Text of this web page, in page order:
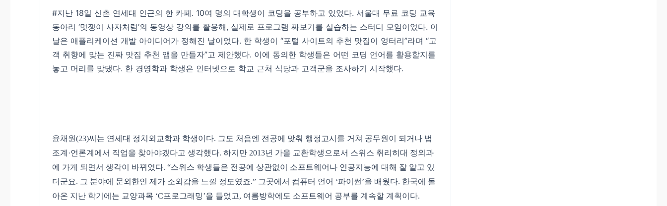
#지난 18일 신촌 연세대 인근의 한 카페. 10여 명의 대학생이 코딩을 공부하고 있었다. 서울대 무료 코딩 교육
동아리 ‘멋쟁이 사자처럼’의 동영상 강의를 활용해, 실제로 프로그램 짜보기를 실습하는 스터디 모임이었다. 이
날은 애플리케이션 개발 아이디어가 정해진 날이었다. 한 학생이 “포털 사이트의 추천 맛집이 엉터리”라며 “고
객 취향에 맞는 진짜 맛집 추천 앱을 만들자”고 제안했다. 이에 동의한 학생들은 어떤 코딩 언어를 활용할지를
놓고 머리를 맞댔다. 한 경영학과 학생은 인터넷으로 학교 근처 식당과 고객군을 조사하기 시작했다.
윤채원(23)씨는 연세대 정치외교학과 학생이다. 그도 처음엔 전공에 맞춰 행정고시를 거쳐 공무원이 되거나 법
조계·언론계에서 직업을 찾아야겠다고 생각했다. 하지만 2013년 가을 교환학생으로서 스위스 취리히대 정외과
에 가게 되면서 생각이 바뀌었다. “스위스 학생들은 전공에 상관없이 소프트웨어나 인공지능에 대해 잘 알고 있
더군요. 그 분야에 문외한인 제가 소외감을 느낄 정도였죠.” 그곳에서 컴퓨터 언어 ‘파이썬’을 배웠다. 한국에 돌
아온 지난 학기에는 교양과목 ‘C프로그래밍’을 들었고, 여름방학에도 소프트웨어 공부를 계속할 계획이다.